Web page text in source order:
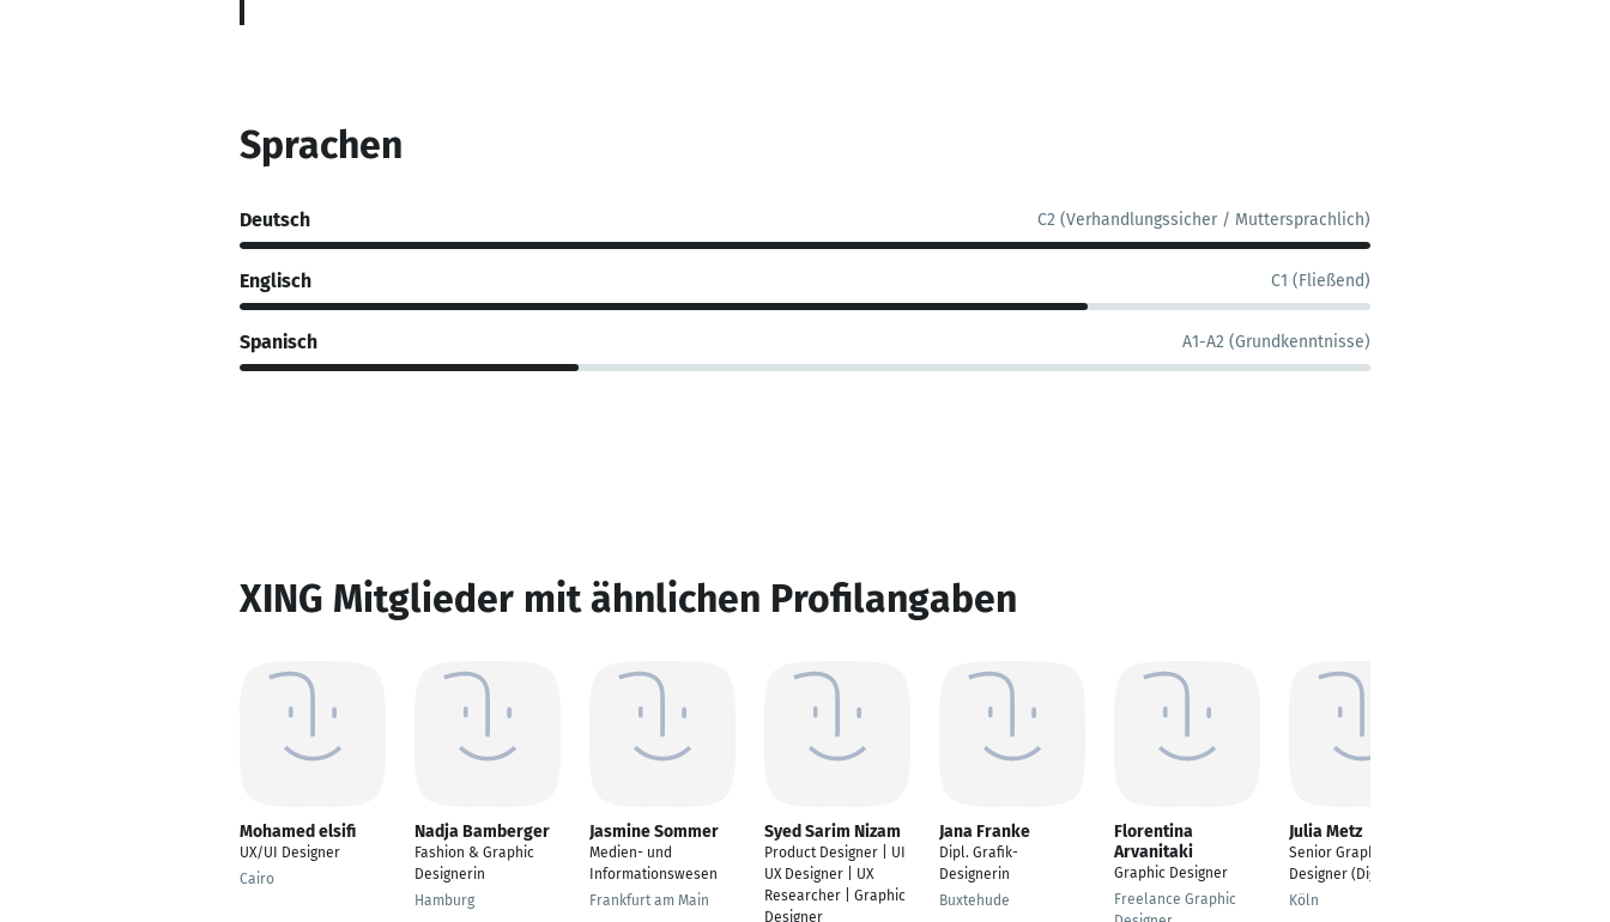
Sprachen
Deutsch C2 (Verhandlungssicher / Muttersprachlich)
Englisch C1 (Fließend)
Spanisch A1-A2 (Grundkenntnisse)
XING Mitglieder mit ähnlichen Profilangaben
Mohamed elsifi
UX/UI Designer
Cairo
Nadja Bamberger
Fashion & Graphic
Designerin
Hamburg
Jasmine Sommer
Medien- und
Informationswesen
Frankfurt am Main
Syed Sarim Nizam
Product Designer | UI
UX Designer | UX
Researcher | Graphic
Designer
Jana Franke
Dipl. Grafik-
Designerin
Buxtehude
Florentina
Arvanitaki
Graphic Designer
Freelance Graphic
Julia Metz
Senior Graphic
Designer (Digital)
Köln